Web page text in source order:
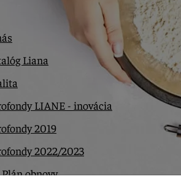
Liana
LIANE - inovácia
2019
2022/2023
obnovy